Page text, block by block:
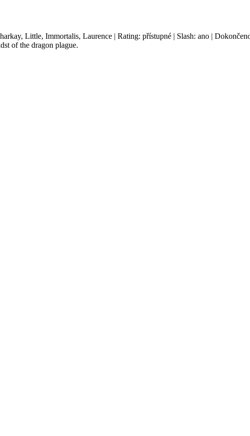
Little, Immortalis, Laurence | Rating: přístupné | Slash: ano |
of the dragon plague.